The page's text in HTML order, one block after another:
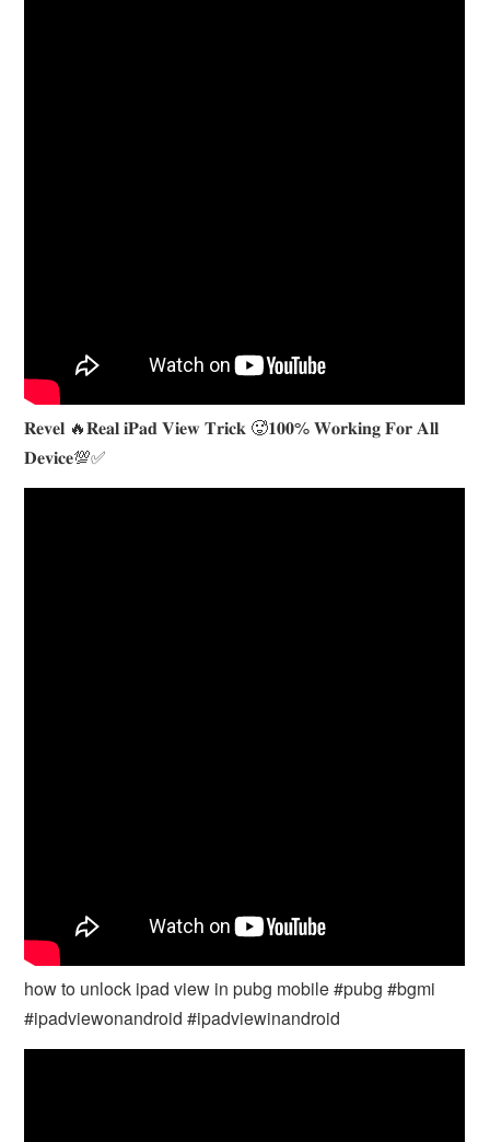
𝐑𝐞𝐯𝐞𝐥 🔥𝐑𝐞𝐚𝐥 𝐢𝐏𝐚𝐝 𝐕𝐢𝐞𝐰 𝐓𝐫𝐢𝐜𝐤 🥵𝟏𝟎𝟎% 𝐖𝐨𝐫𝐤𝐢𝐧𝐠 𝐅𝐨𝐫 𝐀𝐥𝐥
𝐃𝐞𝐯𝐢𝐜𝐞💯✅
how to unlock ipad view in pubg mobile #pubg #bgmi
#ipadviewonandroid #ipadviewinandroid